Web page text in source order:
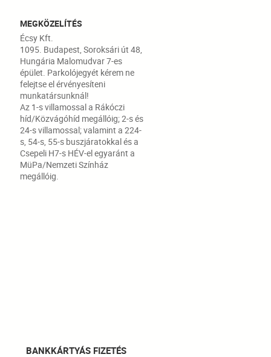
MEGKÖZELÍTÉS
Écsy Kft.
1095. Budapest, Soroksári út 48,
Hungária Malomudvar 7-es
épület. Parkolójegyét kérem ne
felejtse el érvényesíteni
munkatársunknál!
Az 1-s villamossal a Rákóczi
híd/Közvágóhíd megállóig; 2-s és
24-s villamossal; valamint a 224-
s, 54-s, 55-s buszjáratokkal és a
Csepeli H7-s HÉV-el egyaránt a
MüPa/Nemzeti Színház
megállóig.
BANKKÁRTYÁS FIZETÉS